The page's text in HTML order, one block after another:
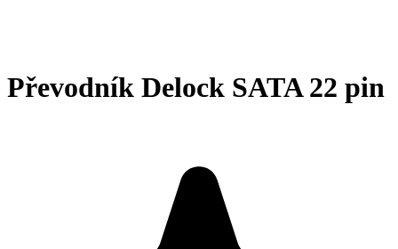
Převodník Delock SATA 22 pin